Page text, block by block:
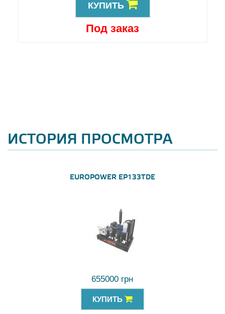
КУПИТЬ
Под заказ
ИСТОРИЯ ПРОСМОТРА
EUROPOWER EP133TDE
655000 грн
КУПИТЬ